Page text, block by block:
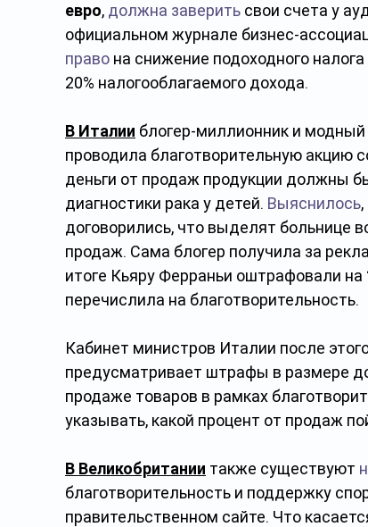
евро, должна заверить свои счета у
официальном журнале бизнес-
право на снижение подоходного
20% налогооблагаемого дохода.
В Италии блогер-миллионник и
проводила благотворительную акцию
деньги от продаж продукции должны
диагностики рака у детей. Выяснилось
договорились, что выделят больнице
продаж. Сама блогер получила за
итоге Кьяру Ферраньи оштрафовали на
перечислила на благотворительность.
Кабинет министров Италии после
предусматривает штрафы в размере
продаже товаров в рамках
указывать, какой процент от продаж
В Великобритании также существуют
благотворительность и поддержку
правительственном сайте. Что